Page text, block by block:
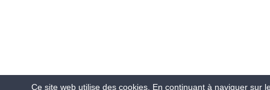
Ce site web utilise des cookies. En continuant à naviguer sur